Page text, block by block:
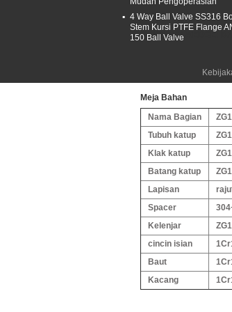
CAKRAM / WEDGE:
Meja Bahan
Nama Bagian
Tubuh katup
Klak katup
Batang katup
Lapisan
Spacer
Kelenjar
cincin isian
Baut
Kacang
4 Way Ball Valve SS316
Stem Kursi PTFE Flange
150 Ball Valve